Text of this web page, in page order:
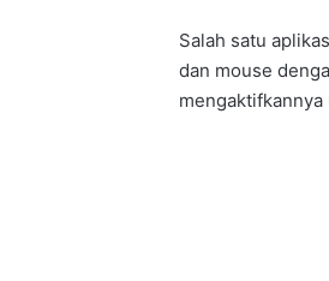
Salah satu
dan mouse